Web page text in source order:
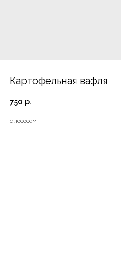
Картофельная вафля
750 р.
с лососем